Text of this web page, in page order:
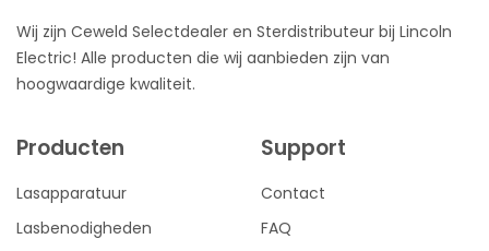
Wij zijn Ceweld Selectdealer en Sterdistributeur bij Lincoln
Electric! Alle producten die wij aanbieden zijn van
hoogwaardige kwaliteit.
Producten
Lasapparatuur
Lasbenodigheden
Support
Contact
FAQ